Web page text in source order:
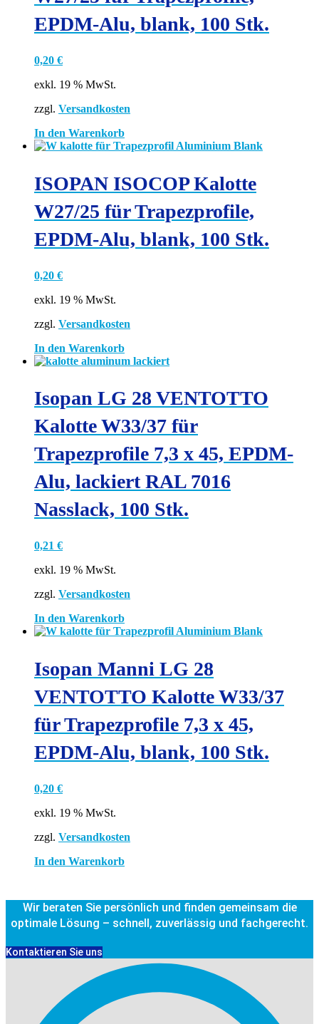
EPDM-Alu, blank, 100 Stk.
0,20 €
exkl. 19 % MwSt.
zzgl. Versandkosten
In den Warenkorb
ISOPAN ISOCOP Kalotte
W27/25 für Trapezprofile,
EPDM-Alu, blank, 100 Stk.
0,20 €
exkl. 19 % MwSt.
zzgl. Versandkosten
In den Warenkorb
Isopan LG 28 VENTOTTO
Kalotte W33/37 für
Trapezprofile 7,3 x 45, EPDM-
Alu, lackiert RAL 7016
Nasslack, 100 Stk.
0,21 €
exkl. 19 % MwSt.
zzgl. Versandkosten
In den Warenkorb
Isopan Manni LG 28
VENTOTTO Kalotte W33/37
für Trapezprofile 7,3 x 45,
EPDM-Alu, blank, 100 Stk.
0,20 €
exkl. 19 % MwSt.
zzgl. Versandkosten
In den Warenkorb
Wir beraten Sie persönlich und finden gemeinsam die
optimale Lösung – schnell, zuverlässig und fachgerecht.
Kontaktieren Sie uns